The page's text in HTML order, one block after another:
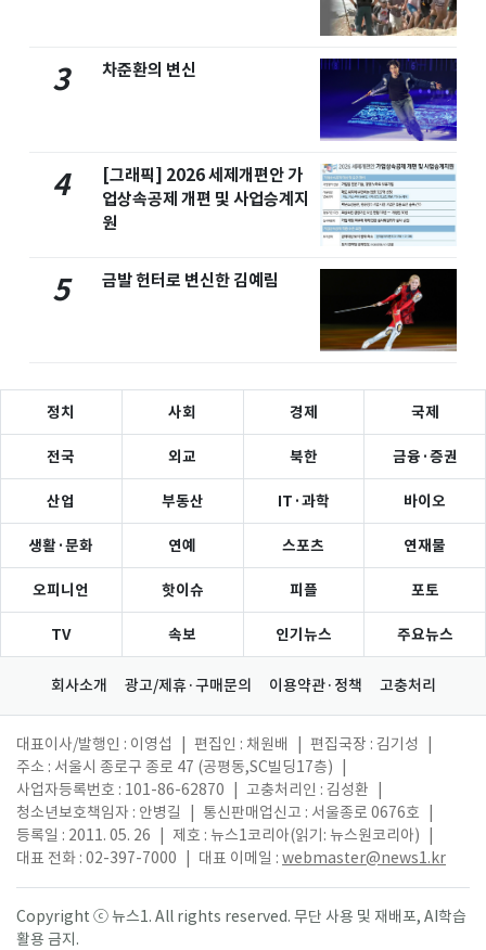
3 차준환의 변신
4
[그래픽] 2026 세제개편안 가
업상속공제 개편 및 사업승계지
원
5 금발 헌터로 변신한 김예림
정치 사회 경제 국제
전국 외교 북한 금융·증권
산업 부동산 IT·과학 바이오
생활·문화 연예 스포츠 연재물
오피니언 핫이슈 피플 포토
TV 속보 인기뉴스 주요뉴스
회사소개 광고/제휴·구매문의 이용약관·정책 고충처리
대표이사/발행인 : 이영섭 편집인 : 채원배 편집국장 : 김기성
주소 : 서울시 종로구 종로 47 (공평동,SC빌딩17층)
사업자등록번호 : 101-86-62870
고충처리인 : 김성환
청소년보호책임자 : 안병길
통신판매업신고 : 서울종로 0676호
등록일 : 2011. 05. 26
제호 : 뉴스1코리아(읽기: 뉴스원코리아)
대표 전화 : 02-397-7000
대표 이메일 : webmaster@news1.kr
Copyright ⓒ 뉴스1. All rights reserved. 무단 사용 및 재배포, AI학습
활용 금지.